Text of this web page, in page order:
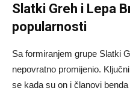
Slatki Greh i Lepa
popularnosti
Sa formiranjem grupe Slatki
nepovratno promijenio.
se kada su on i članovi